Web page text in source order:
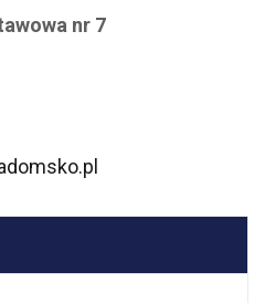
nr 7